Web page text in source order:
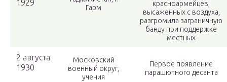
1929
Гарм
красноармейцев,
высаженных с воздуха,
разгромила заграничную
банду при поддержке
местных
2 августа
1930
Московский
военный округ,
учения
Первое появление
парашютного десанта